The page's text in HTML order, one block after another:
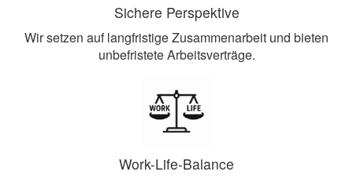
Sichere Perspektive
Wir setzen auf langfristige Zusammenarbeit und bieten
unbefristete Arbeitsverträge.
Work-Life-Balance